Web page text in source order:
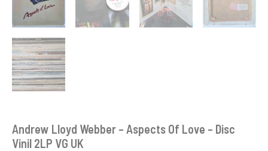
Andrew Lloyd Webber – Aspects Of Love – Disc
Vinil 2LP VG UK